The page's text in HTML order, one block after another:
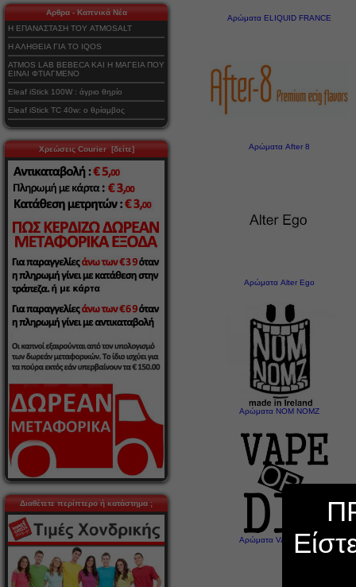
Αρθρα - Καπνικά Νέα
Η ΕΠΑΝΑΣΤΑΣΗ ΤΟΥ ATMOSALT
Η ΑΛΗΘΕΙΑ ΓΙΑ ΤΟ IQOS
ATMOS LAB BEBECA ΚΑΙ Η ΜΑΓΕΙΑ ΠΟΥ
ΕΙΝΑΙ ΦΤΙΑΓΜΕΝΟ
Eleaf iStick 100W : άγριο θηρίο
Eleaf iStick TC 40w: ο θρίαμβος
Χρεώσεις Courier [δείτε]
Διαθέτετε περίπτερο ή κατάστημα ;
Αρώματα ELIQUID FRANCE
Αρώματα After 8
Αρώματα Alter Ego
Αρώματα NOM NOMZ
Αρώματα Vape Or Diy